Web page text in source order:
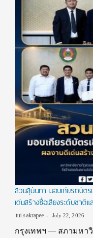
สวนสุนันทา มอบเกียรติบัต
เด่นสร้างชื่อเสียงระดับชาติ
tui sakrapee July 22, 2026
กรุงเทพฯ — สภามหา